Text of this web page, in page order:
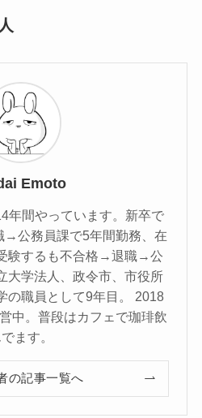
Emoto
年間やっています。新卒で
→公務員課で5年間勤務、在
験するも不合格→退職→公
学法人、政令市、市役所
職員として9年目。 2018
中。普段はカフェで珈琲飲
ます。
の記事一覧へ